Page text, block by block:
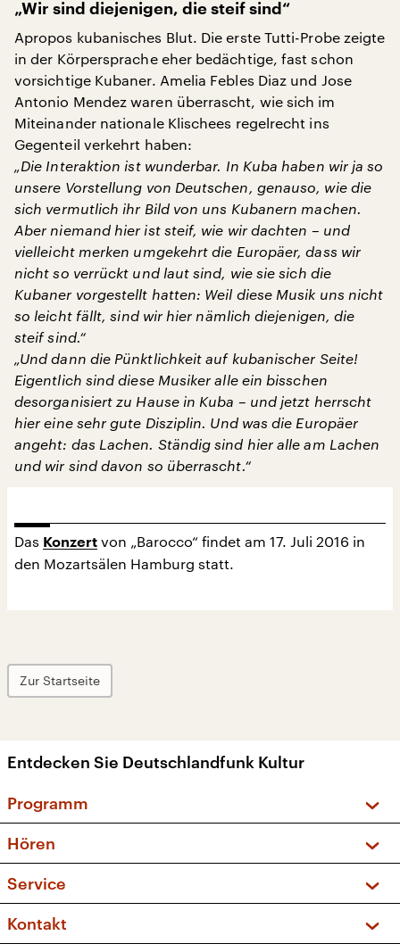
„Wir sind diejenigen, die steif sind“
Apropos kubanisches Blut. Die erste Tutti-Probe zeigte
in der Körpersprache eher bedächtige, fast schon
vorsichtige Kubaner. Amelia Febles Diaz und Jose
Antonio Mendez waren überrascht, wie sich im
Miteinander nationale Klischees regelrecht ins
Gegenteil verkehrt haben:
„Die Interaktion ist wunderbar. In Kuba haben wir ja so
unsere Vorstellung von Deutschen, genauso, wie die
sich vermutlich ihr Bild von uns Kubanern machen.
Aber niemand hier ist steif, wie wir dachten – und
vielleicht merken umgekehrt die Europäer, dass wir
nicht so verrückt und laut sind, wie sie sich die
Kubaner vorgestellt hatten: Weil diese Musik uns nicht
so leicht fällt, sind wir hier nämlich diejenigen, die
steif sind.“
„Und dann die Pünktlichkeit auf kubanischer Seite!
Eigentlich sind diese Musiker alle ein bisschen
desorganisiert zu Hause in Kuba – und jetzt herrscht
hier eine sehr gute Disziplin. Und was die Europäer
angeht: das Lachen. Ständig sind hier alle am Lachen
und wir sind davon so überrascht.“
Das Konzert von „Barocco“ findet am 17. Juli 2016 in
den Mozartsälen Hamburg statt.
Zur Startseite
Entdecken Sie Deutschlandfunk Kultur
Programm
Sendungen und Podcasts
Musikliste
Kakadu – Das Kinderprogramm
Hören
Frequenzen (UKW + DAB+)
Service
FAQ
Apps
Kontakt